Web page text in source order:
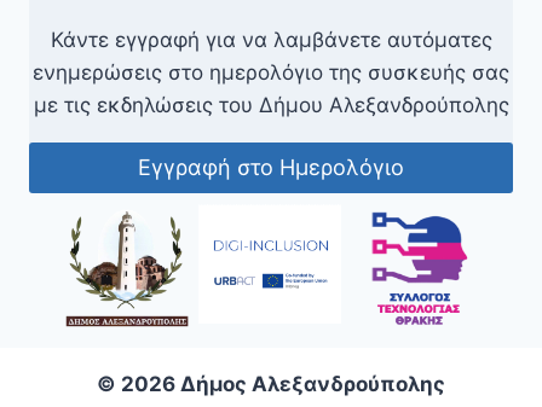
Κάντε εγγραφή για να λαμβάνετε αυτόματες
ενημερώσεις στο ημερολόγιο της συσκευής σας
με τις εκδηλώσεις του Δήμου Αλεξανδρούπολης
Εγγραφή στο Ημερολόγιο
© 2026 Δήμος Αλεξανδρούπολης